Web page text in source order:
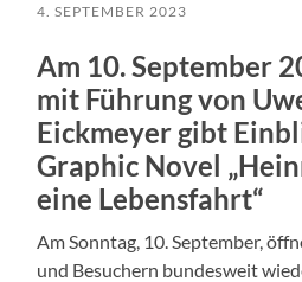
4. SEPTEMBER 2023
Am 10. September
mit Führung von
Eickmeyer gibt
Graphic Novel
eine Lebensfahrt“
Am Sonntag, 10. September,
und Besuchern bundesweit